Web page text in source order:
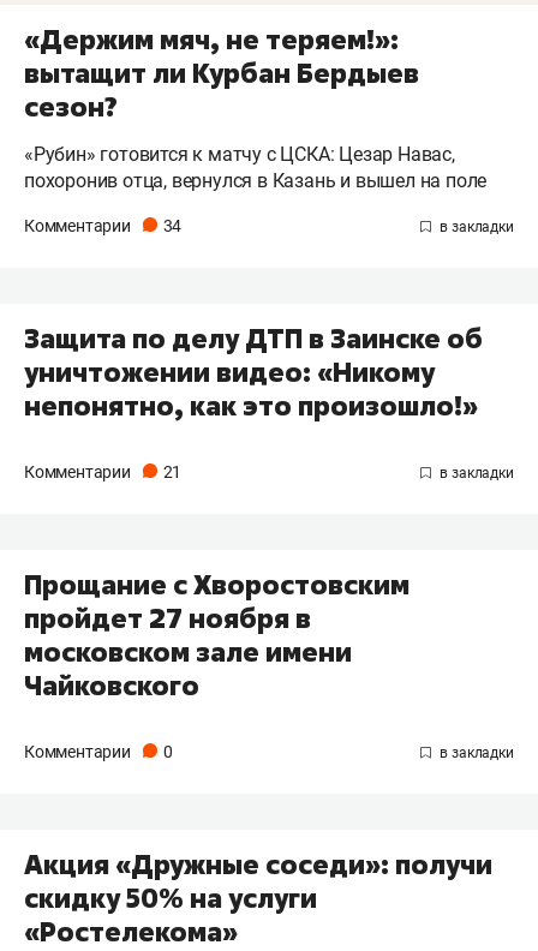
«Держим мяч, не теряем!»:
вытащит ли Курбан Бердыев
сезон?
«Рубин» готовится к матчу с ЦСКА: Цезар Навас,
похоронив отца, вернулся в Казань и вышел на поле
Комментарии 34
Защита по делу ДТП в Заинске об
уничтожении видео: «Никому
непонятно, как это произошло!»
Комментарии 21
​Прощание с Хворостовским
пройдет 27 ноября в
московском зале имени
Чайковского
Комментарии 0
Акция «Дружные соседи»: получи
скидку 50% на услуги
«Ростелекома»